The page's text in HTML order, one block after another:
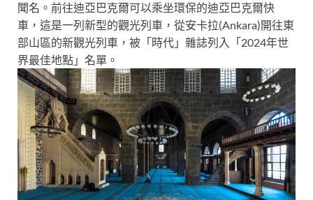
聞名。前往迪亞巴克爾可以乘坐環保的迪亞巴克爾快
車，這是一列新型的觀光列車，從安卡拉(Ankara)開往東
部山區的新觀光列車，被「時代」雜誌列入「2024年世
界最佳地點」名單。